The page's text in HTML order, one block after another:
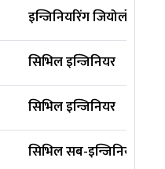
इन्जिनियरिंग जियोलोजिस्ट
सिभिल इन्जिनियर
सिभिल इन्जिनियर
सिभिल सब-इन्जिनियर